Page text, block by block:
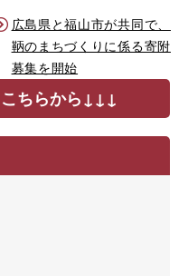
広島県と福山市が共同で、
鞆のまちづくりに係る寄附
募集を開始
ちらから↓↓↓